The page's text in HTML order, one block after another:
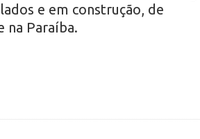
e em construção, de
na Paraíba.